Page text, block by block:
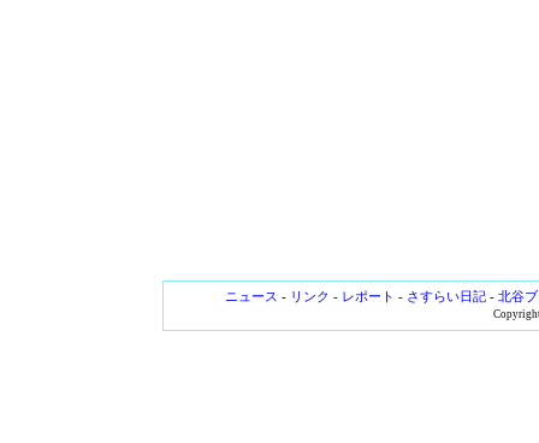
ニュース - リンク - レポート - さすらい日記- 北谷